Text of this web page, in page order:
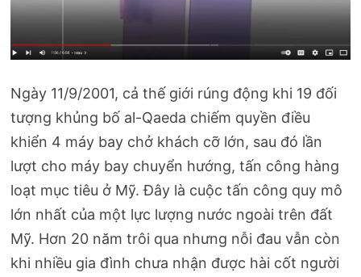
Ngày 11/9/2001, cả thế giới rúng động khi 19 đối
tượng khủng bố al-Qaeda chiếm quyền điều
khiển 4 máy bay chở khách cỡ lớn, sau đó lần
lượt cho máy bay chuyển hướng, tấn công hàng
loạt mục tiêu ở Mỹ. Đây là cuộc tấn công quy mô
lớn nhất của một lực lượng nước ngoài trên đất
Mỹ. Hơn 20 năm trôi qua nhưng nỗi đau vẫn còn
khi nhiều gia đình chưa nhận được hài cốt người